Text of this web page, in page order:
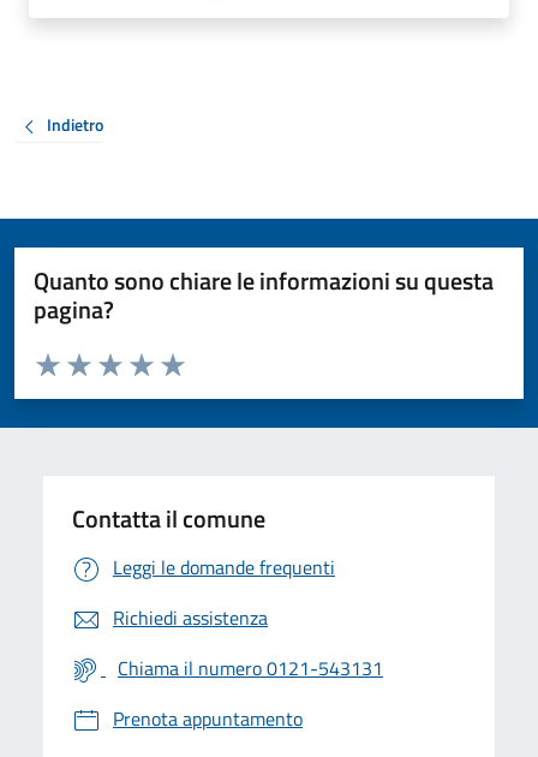
Indietro
Quanto sono chiare le informazioni su questa
pagina?
Valuta da 1 a 5 stelle la pagina
Valuta 5 stelle su 5
Valuta 4 stelle su 5
Valuta 3 stelle su 5
Valuta 2 stelle su 5
Valuta 1 stelle su 5
Contatta il comune
Leggi le domande frequenti
Richiedi assistenza
Chiama il numero 0121-543131
Prenota appuntamento